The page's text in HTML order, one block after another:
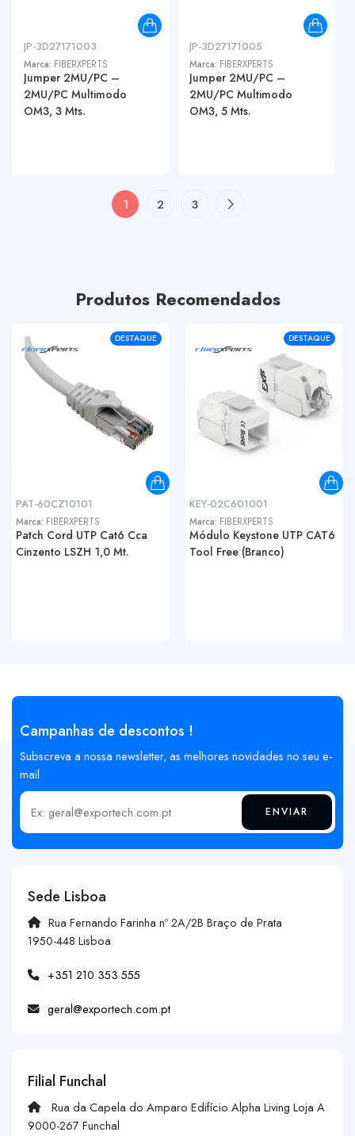
JP-3D27171003
Marca: FIBERXPERTS
Jumper 2MU/PC –
2MU/PC Multimodo
OM3, 3 Mts.
JP-3D27171005
Marca: FIBERXPERTS
Jumper 2MU/PC –
2MU/PC Multimodo
OM3, 5 Mts.
1 2 3
Produtos Recomendados
DESTAQUE
PAT-60CZ10101
Marca: FIBERXPERTS
Patch Cord UTP Cat6 Cca
Cinzento LSZH 1,0 Mt.
DESTAQUE
KEY-02C601001
Marca: FIBERXPERTS
Módulo Keystone UTP CAT6
Tool Free (Branco)
Campanhas de descontos !
Subscreva a nossa newsletter, as melhores novidades no seu e-
mail
Insira o seu email ENVIAR
Sede Lisboa
Rua Fernando Farinha nº 2A/2B Braço de Prata
1950-448 Lisboa
+351 210 353 555
geral@exportech.com.pt
Filial Funchal
Rua da Capela do Amparo Edifício Alpha Living Loja A
9000-267 Funchal